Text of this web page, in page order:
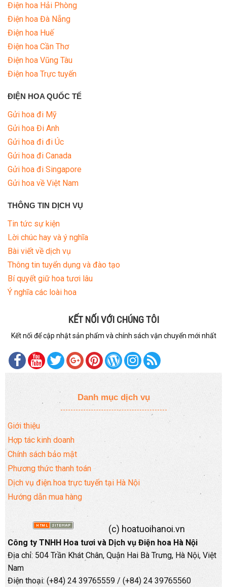
Điện hoa Hải Phòng
Điện hoa Đà Nẵng
Điện hoa Huế
Điện hoa Cần Thơ
Điện hoa Vũng Tàu
Điện hoa Trực tuyến
ĐIỆN HOA QUỐC TẾ
Gửi hoa đi Mỹ
Gửi hoa Đi Anh
Gửi hoa đi đi Úc
Gửi hoa đi Canada
Gửi hoa đi Singapore
Gửi hoa về Việt Nam
THÔNG TIN DỊCH VỤ
Tin tức sự kiện
Lời chúc hay và ý nghĩa
Bài viết về dịch vụ
Thông tin tuyển dụng và đào tạo
Bí quyết giữ hoa tươi lâu
Ý nghĩa các loài hoa
KẾT NỐI VỚI CHÚNG TÔI
Kết nối để cập nhật sản phẩm và chính sách vận chuyển mới nhất
Danh mục dịch vụ
Giới thiệu
Hợp tác kinh doanh
Chính sách bảo mật
Phương thức thanh toán
Dịch vụ điện hoa trực tuyến tại Hà Nội
Hướng dẫn mua hàng
(c) hoatuoihanoi.vn
Công ty TNHH Hoa tươi và Dịch vụ Điện hoa Hà Nội
Địa chỉ: 504 Trần Khát Chân, Quận Hai Bà Trưng, Hà Nội, Việt
Nam
Điện thoại: (+84) 24 39765559 / (+84) 24 39765560